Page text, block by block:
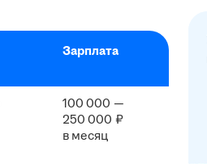
Зарплата
100 000 —
250 000 ₽
в месяц